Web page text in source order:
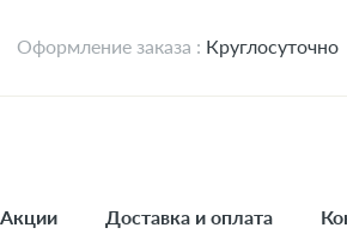
Оформление заказа : Круглосуточно
Акции Доставка и оплата